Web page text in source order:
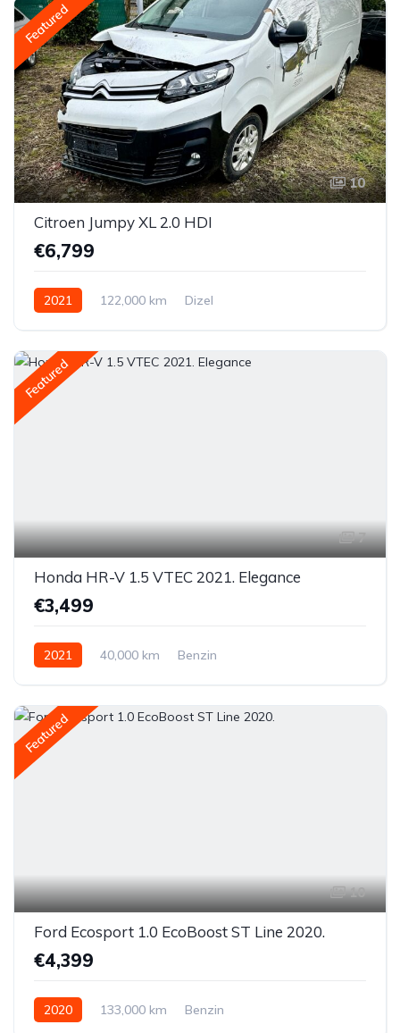
Featured
10
Citroen Jumpy XL 2.0 HDI
€6,799
2021 122,000 km Dizel
Featured
7
Honda HR-V 1.5 VTEC 2021. Elegance
€3,499
2021 40,000 km Benzin
Featured
10
Ford Ecosport 1.0 EcoBoost ST Line 2020.
€4,399
2020 133,000 km Benzin